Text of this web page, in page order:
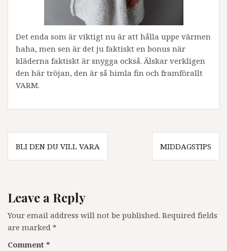
Det enda som är viktigt nu är att hålla uppe värmen
haha, men sen är det ju faktiskt en bonus när
kläderna faktiskt är snygga också. Älskar verkligen
den här tröjan, den är så himla fin och framförallt
VARM.
Post
navigation
BLI DEN DU VILL VARA MIDDAGSTIPS
Leave a Reply
Your email address will not be published. Required fields
are marked *
Comment *